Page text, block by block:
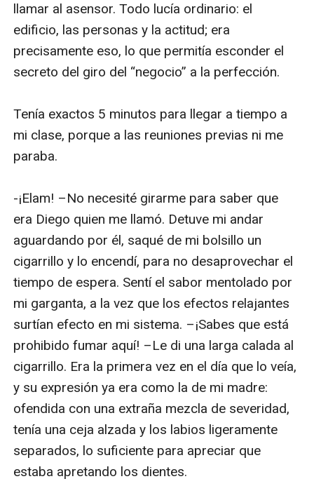
llamar al asensor. Todo lucía ordinario: el
edificio, las personas y la actitud; era
precisamente eso, lo que permitía esconder el
secreto del giro del “negocio” a la perfección.
Tenía exactos 5 minutos para llegar a tiempo a
mi clase, porque a las reuniones previas ni me
paraba.
-¡Elam! –No necesité girarme para saber que
era Diego quien me llamó. Detuve mi andar
aguardando por él, saqué de mi bolsillo un
cigarrillo y lo encendí, para no desaprovechar el
tiempo de espera. Sentí el sabor mentolado por
mi garganta, a la vez que los efectos relajantes
surtían efecto en mi sistema. –¡Sabes que está
prohibido fumar aquí! –Le di una larga calada al
cigarrillo. Era la primera vez en el día que lo veía,
y su expresión ya era como la de mi madre:
ofendida con una extraña mezcla de severidad,
tenía una ceja alzada y los labios ligeramente
separados, lo suficiente para apreciar que
estaba apretando los dientes.